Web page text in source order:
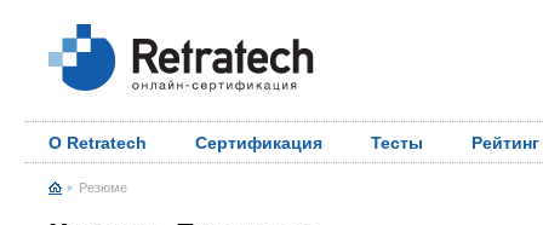
О Retratech Сертификация Тесты Рейтинг
Резюме